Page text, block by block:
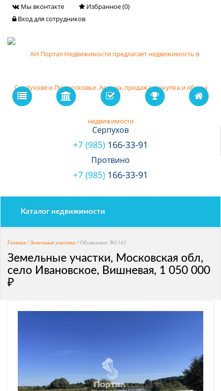
Мы вконтакте Избранное (0)
Вход для сотрудников
Серпухов
+7 (985) 166-33-91
Протвино
+7 (985) 166-33-91
Каталог недвижимости
Главная/Земельные участки / Объявление №1342
Земельные участки, Московская обл,
село Ивановское, Вишневая, 1 050 000
₽